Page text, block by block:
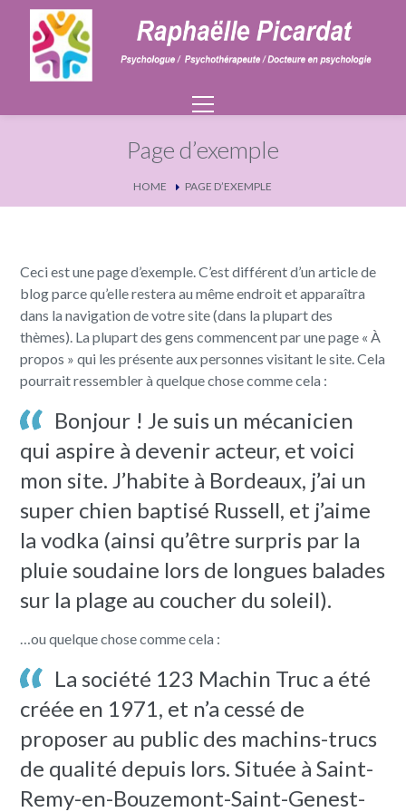
Page d’exemple
HOME PAGE D’EXEMPLE
Ceci est une page d’exemple. C’est différent d’un article de
blog parce qu’elle restera au même endroit et apparaîtra
dans la navigation de votre site (dans la plupart des
thèmes). La plupart des gens commencent par une page « À
propos » qui les présente aux personnes visitant le site. Cela
pourrait ressembler à quelque chose comme cela :
Bonjour ! Je suis un mécanicien
qui aspire à devenir acteur, et voici
mon site. J’habite à Bordeaux, j’ai un
super chien baptisé Russell, et j’aime
la vodka (ainsi qu’être surpris par la
pluie soudaine lors de longues balades
sur la plage au coucher du soleil).
…ou quelque chose comme cela :
La société 123 Machin Truc a été
créée en 1971, et n’a cessé de
proposer au public des machins-trucs
de qualité depuis lors. Située à Saint-
Remy-en-Bouzemont-Saint-Genest-